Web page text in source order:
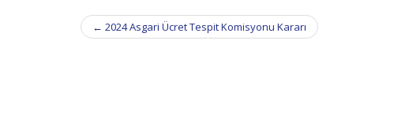
Post
navigation
← 2024 Asgari Ücret Tespit Komisyonu Kararı